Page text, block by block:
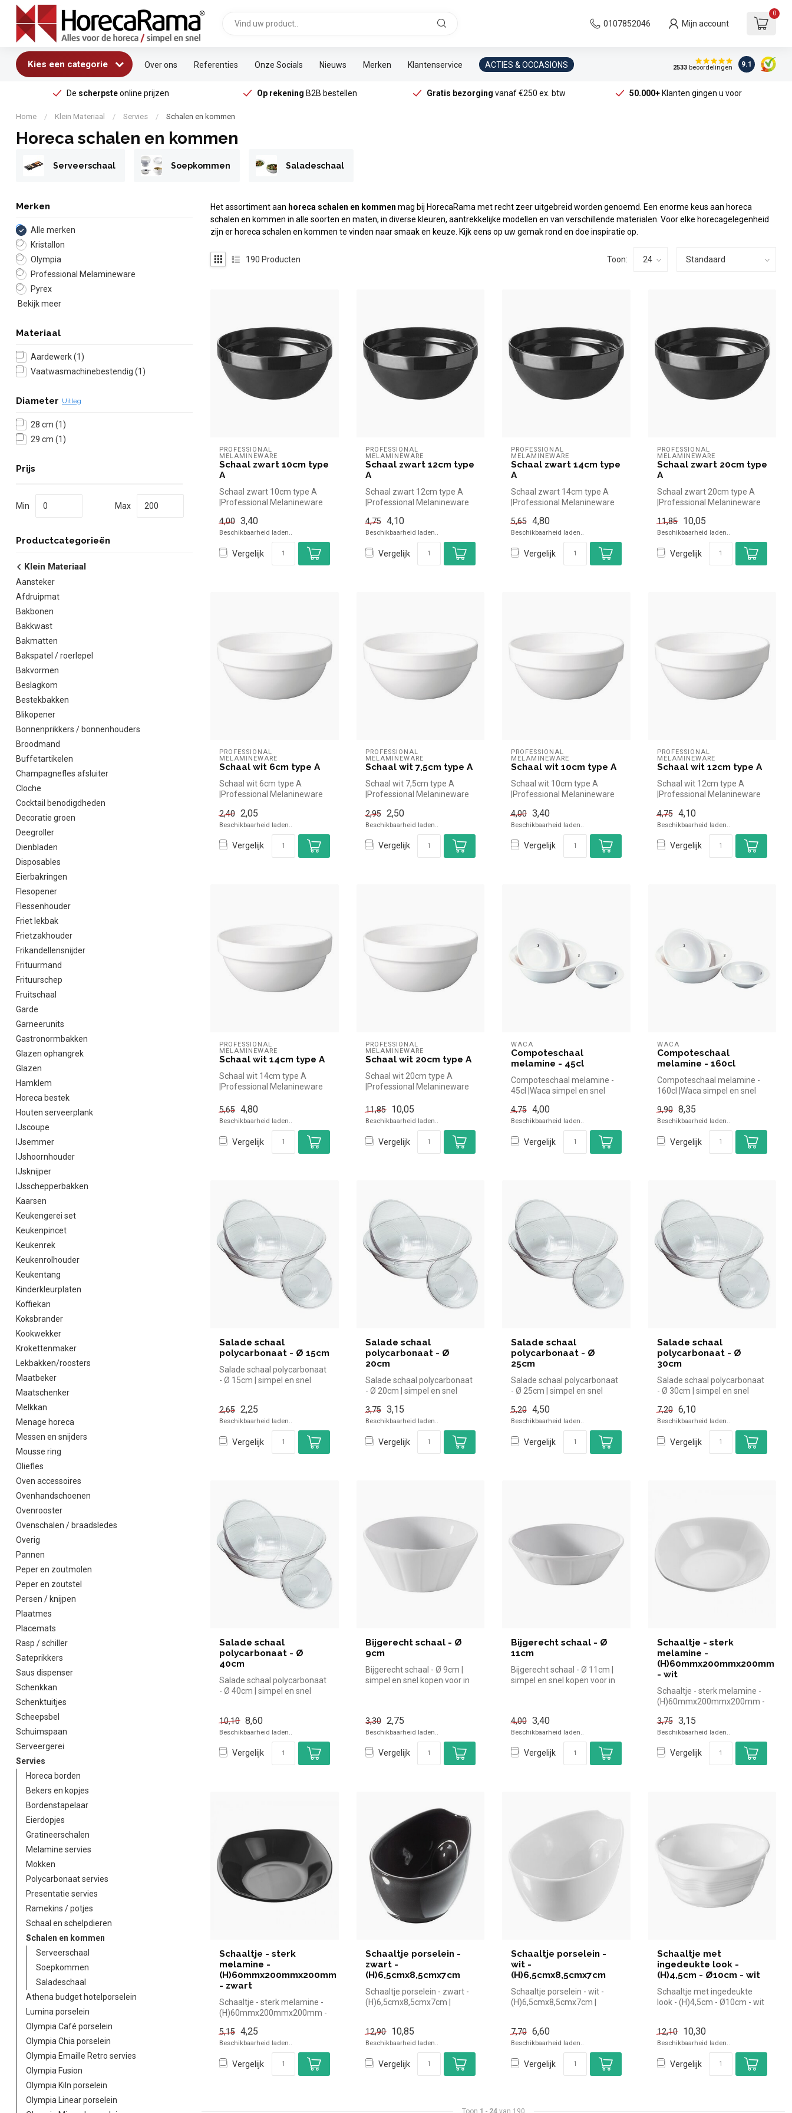
0107852046 Mijn account
0
Kies een categorie Over ons Referenties Onze Socials Nieuws Merken Klantenservice ACTIES & OCCASIONS 2533beoordelingen 9.1
De scherpsteonline prijzen Op rekening B2B bestellen Gratis bezorging vanaf €250 ex. btw 50.000+Klanten gingen u voor
Home / Klein Materiaal / Servies / Schalen en kommen
Horeca schalen en kommen
Serveerschaal Soepkommen Saladeschaal
Merken
Alle merken
Kristallon
Olympia
Professional Melamineware
Pyrex
Bekijk meer
Materiaal
Aardewerk(1)
Vaatwasmachinebestendig (1)
Diameter Uitleg
28 cm (1)
29 cm (1)
Prijs
Min Max
Productcategorieën
Klein Materiaal
Aansteker
Afdruipmat
Bakbonen
Bakkwast
Bakmatten
Bakspatel / roerlepel
Bakvormen
Beslagkom
Bestekbakken
Blikopener
Bonnenprikkers / bonnenhouders
Broodmand
Buffetartikelen
Champagnefles afsluiter
Cloche
Cocktail benodigdheden
Decoratie groen
Deegroller
Dienbladen
Disposables
Eierbakringen
Flesopener
Flessenhouder
Friet lekbak
Frietzakhouder
Frikandellensnijder
Frituurmand
Frituurschep
Fruitschaal
Garde
Garneerunits
Gastronormbakken
Glazen ophangrek
Glazen
Hamklem
Horeca bestek
Houten serveerplank
IJscoupe
IJsemmer
IJshoornhouder
IJsknijper
IJsschepperbakken
Kaarsen
Keukengerei set
Keukenpincet
Keukenrek
Keukenrolhouder
Keukentang
Kinderkleurplaten
Koffiekan
Koksbrander
Kookwekker
Krokettenmaker
Lekbakken/roosters
Maatbeker
Maatschenker
Melkkan
Menage horeca
Messen en snijders
Mousse ring
Oliefles
Oven accessoires
Ovenhandschoenen
Ovenrooster
Ovenschalen / braadsledes
Overig
Pannen
Peper en zoutmolen
Peper en zoutstel
Persen / knijpen
Plaatmes
Placemats
Rasp / schiller
Sateprikkers
Saus dispenser
Schenkkan
Schenktuitjes
Scheepsbel
Schuimspaan
Serveergerei
Servies
Horeca borden
Bekers en kopjes
Bordenstapelaar
Eierdopjes
Gratineerschalen
Melamine servies
Mokken
Polycarbonaat servies
Presentatie servies
Ramekins / potjes
Schaal en schelpdieren
Schalen en kommen
Serveerschaal
Soepkommen
Saladeschaal
Athena budget hotelporselein
Lumina porselein
Olympia Café porselein
Olympia Chia porselein
Olympia Emaille Retro servies
Olympia Fusion
Olympia Kiln porselein
Olympia Linear porselein
Het assortiment aan horeca schalen en kommen mag bij HorecaRama met recht zeer uitgebreid worden genoemd. Een enorme keus aan horeca
schalen en kommen in alle soorten en maten, in diverse kleuren, aantrekkelijke modellen en van verschillende materialen. Voor elke horecagelegenheid
zijn er horeca schalen en kommen te vinden naar smaak en keuze. Kijk eens op uw gemak rond en doe inspiratie op.
190 Producten Toon:
PROFESSIONAL
MELAMINEWARE
Schaal zwart 10cm type
A
Schaal zwart 10cm type A
|Professional Melanineware
4,00 3,40
Beschikbaarheid laden..
Vergelijk
PROFESSIONAL
MELAMINEWARE
Schaal zwart 12cm type
A
Schaal zwart 12cm type A
|Professional Melanineware
4,75 4,10
Beschikbaarheid laden..
Vergelijk
PROFESSIONAL
MELAMINEWARE
Schaal zwart 14cm type
A
Schaal zwart 14cm type A
|Professional Melanineware
5,65 4,80
Beschikbaarheid laden..
Vergelijk
PROFESSIONAL
MELAMINEWARE
Schaal zwart 20cm type
A
Schaal zwart 20cm type A
|Professional Melanineware
11,85 10,05
Beschikbaarheid laden..
Vergelijk
PROFESSIONAL
MELAMINEWARE
Schaal wit 6cm type A
Schaal wit 6cm type A
|Professional Melanineware
de...
2,40 2,05
Beschikbaarheid laden..
Vergelijk
PROFESSIONAL
MELAMINEWARE
Schaal wit 7,5cm type A
Schaal wit 7,5cm type A
|Professional Melanineware
...
2,95 2,50
Beschikbaarheid laden..
Vergelijk
PROFESSIONAL
MELAMINEWARE
Schaal wit 10cm type A
Schaal wit 10cm type A
|Professional Melanineware
d...
4,00 3,40
Beschikbaarheid laden..
Vergelijk
PROFESSIONAL
MELAMINEWARE
Schaal wit 12cm type A
Schaal wit 12cm type A
|Professional Melanineware
d...
4,75 4,10
Beschikbaarheid laden..
Vergelijk
PROFESSIONAL
MELAMINEWARE
Schaal wit 14cm type A
Schaal wit 14cm type A
|Professional Melanineware
d...
5,65 4,80
Beschikbaarheid laden..
Vergelijk
PROFESSIONAL
MELAMINEWARE
Schaal wit 20cm type A
Schaal wit 20cm type A
|Professional Melanineware
d...
11,85 10,05
Beschikbaarheid laden..
Vergelijk
WACA
Compoteschaal
melamine - 45cl
Compoteschaal melamine -
45cl |Waca simpel en snel
Over...
4,75 4,00
Beschikbaarheid laden..
Vergelijk
WACA
Compoteschaal
melamine - 160cl
Compoteschaal melamine -
160cl |Waca simpel en snel
Ove...
9,90 8,35
Beschikbaarheid laden..
Vergelijk
Salade schaal
polycarbonaat - Ø 15cm
Salade schaal polycarbonaat
- Ø 15cm | simpel en snel
2,65 2,25
Beschikbaarheid laden..
Vergelijk
Salade schaal
polycarbonaat - Ø
20cm
Salade schaal polycarbonaat
- Ø 20cm | simpel en snel
3,75 3,15
Beschikbaarheid laden..
Vergelijk
Salade schaal
polycarbonaat - Ø
25cm
Salade schaal polycarbonaat
- Ø 25cm | simpel en snel
5,20 4,50
Beschikbaarheid laden..
Vergelijk
Salade schaal
polycarbonaat - Ø
30cm
Salade schaal polycarbonaat
- Ø 30cm | simpel en snel
7,20 6,10
Beschikbaarheid laden..
Vergelijk
Salade schaal
polycarbonaat - Ø
40cm
Salade schaal polycarbonaat
- Ø 40cm | simpel en snel
10,10 8,60
Beschikbaarheid laden..
Vergelijk
Bijgerecht schaal - Ø
9cm
Bijgerecht schaal - Ø 9cm |
simpel en snel kopen voor in
3,30 2,75
Beschikbaarheid laden..
Vergelijk
Bijgerecht schaal - Ø
11cm
Bijgerecht schaal - Ø 11cm |
simpel en snel kopen voor in
4,00 3,40
Beschikbaarheid laden..
Vergelijk
Schaaltje - sterk
melamine -
(H)60mmx200mmx200mm
- wit
Schaaltje - sterk melamine -
(H)60mmx200mmx200mm -
3,75 3,15
Beschikbaarheid laden..
Vergelijk
Schaaltje - sterk
melamine -
(H)60mmx200mmx200mm
- zwart
Schaaltje - sterk melamine -
(H)60mmx200mmx200mm -
...
5,15 4,25
Beschikbaarheid laden..
Vergelijk
Schaaltje porselein -
zwart -
(H)6,5cmx8,5cmx7cm
Schaaltje porselein - zwart -
(H)6,5cmx8,5cmx7cm |
12,90 10,85
Beschikbaarheid laden..
Vergelijk
Schaaltje porselein -
wit -
(H)6,5cmx8,5cmx7cm
Schaaltje porselein - wit -
(H)6,5cmx8,5cmx7cm |
7,70 6,60
Beschikbaarheid laden..
Vergelijk
Schaaltje met
ingedeukte look -
(H)4,5cm - Ø10cm - wit
Schaaltje met ingedeukte
look - (H)4,5cm - Ø10cm - wit
12,10 10,30
Beschikbaarheid laden..
Vergelijk
Toon 1 - 24van 190